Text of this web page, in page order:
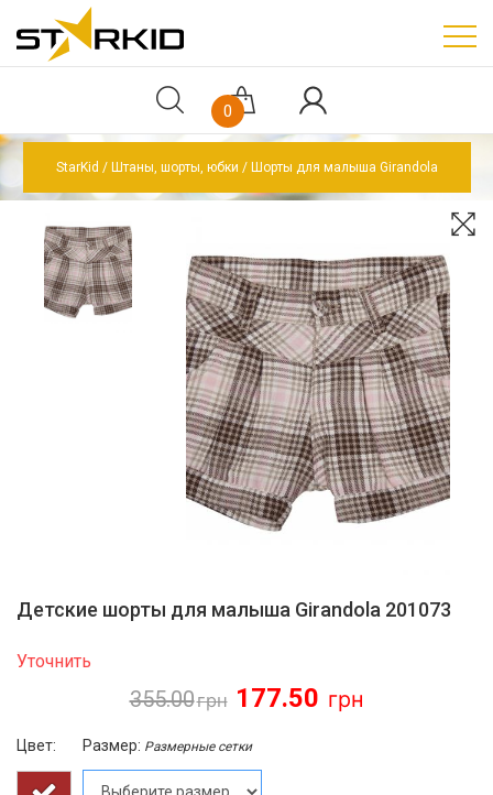
0
StarKid Штаны, шорты, юбки Шорты для малыша Girandola
Детские шорты для малыша Girandola 201073
Уточнить
355.00 177.50
Цвет: Размер: Размерные сетки